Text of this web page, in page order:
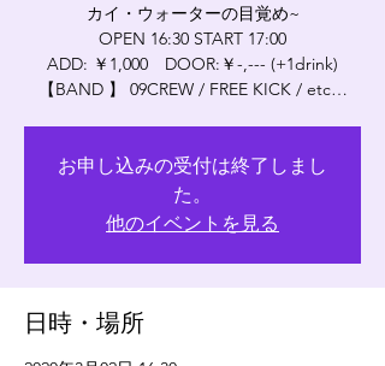
カイ・ウォーターの目覚め~
OPEN 16:30 START 17:00
ADD: ￥1,000 DOOR:￥-,--- (+1drink)
【BAND 】 09CREW / FREE KICK / etc…
お申し込みの受付は終了しまし
た。
他のイベントを見る
日時・場所